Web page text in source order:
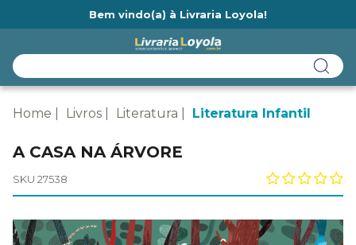
Bem vindo(a) à Livraria Loyola!
Home Livros Literatura Literatura Infantil
A CASA NA ÁRVORE
SKU 27538